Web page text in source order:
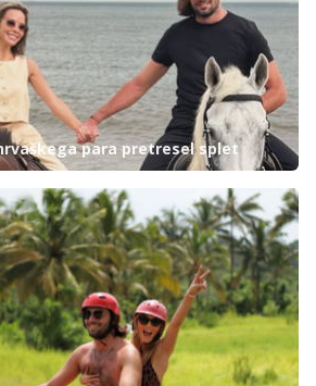
para pretresel splet